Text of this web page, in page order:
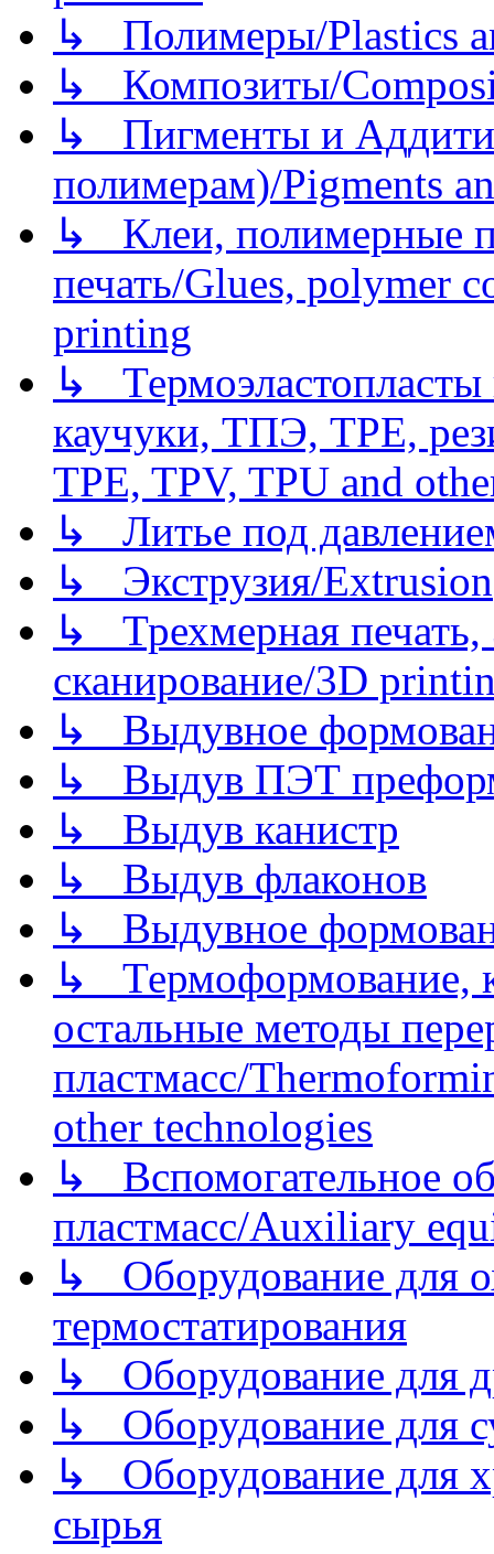
↳ Полимеры/Plastics
↳ Композиты/
↳ Пигменты и
полимерам)/Pigments
↳ Клеи, полимерные
печать/Glues, polymer
printing
↳
каучуки, ТПЭ, TPE,
TPE, TPV, TPU and
↳ Литье под
↳ Экструзия/Extrusion
↳ Трехмерная
сканирование/3D
↳ Выдувное
↳ Выдув ПЭТ
↳ Выдув канистр
↳ Выдув флаконов
↳ Выдувное
↳ Термоформование,
остальные методы
пластмасс/
other technologies
↳ Вспомогательное
пластмасс/Auxiliary
↳ Оборудование для
термостатирования
↳ Оборудование для
↳ Оборудование для
↳ Оборудование для
сырья